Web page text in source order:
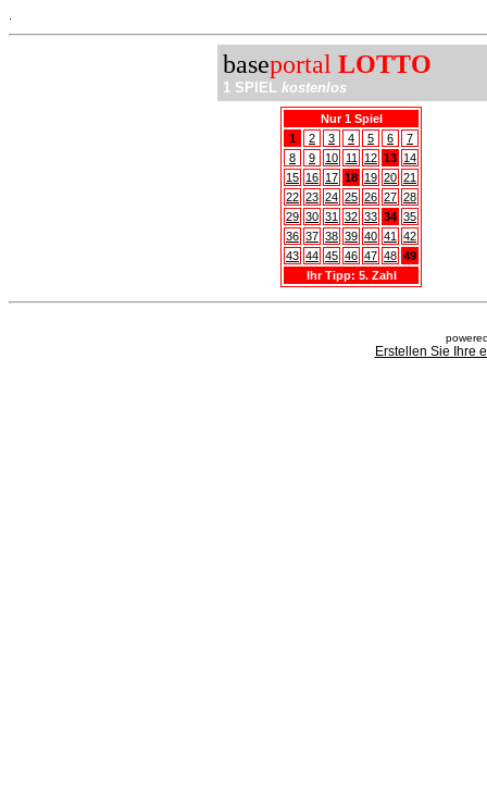
baseportal LOTTO
1 SPIEL kostenlos
Nur 1 Spiel
1
2 3 4 5 6
7
8
9 10 11 12 13 14
15 16 17 18 19 20 21
22 23 24 25 26 27 28
29 30 31 32 33 34 35
36 37 38 39 40 41
42
43 44 45 46 47 48 49
Ihr Tipp: 5. Zahl
Erstellen Sie Ihre